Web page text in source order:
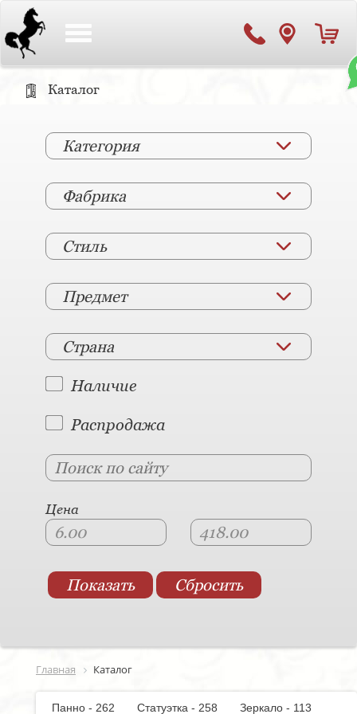
Каталог
Категория
Фабрика
Стиль
Предмет
Страна
Наличие
Распродажа
Цена
Главная Каталог
Панно - 262 Статуэтка - 258
Зеркало - 113